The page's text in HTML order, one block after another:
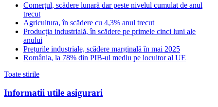
Comerțul, scădere lunară dar peste nivelul cumulat de anul
trecut
Agricultura, în scădere cu 4,3% anul trecut
Producția industrială, în scădere pe primele cinci luni ale
anului
Prețurile industriale, scădere marginală în mai 2025
România, la 78% din PIB-ul mediu pe locuitor al UE
Toate stirile
Informatii utile asigurari